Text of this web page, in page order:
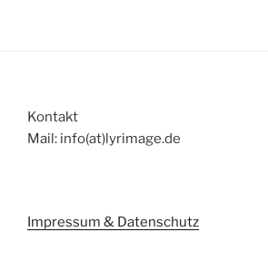
Kontakt
Mail: info(at)lyrimage.de
Impressum & Datenschutz